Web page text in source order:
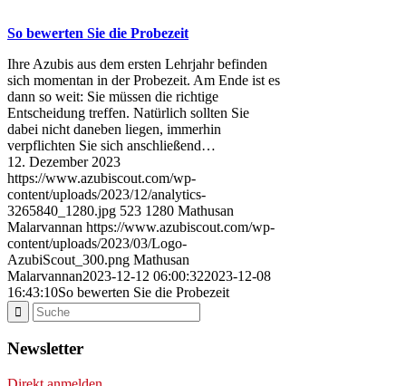
So bewerten Sie die Probezeit
Ihre Azubis aus dem ersten Lehrjahr befinden
sich momentan in der Probezeit. Am Ende ist es
dann so weit: Sie müssen die richtige
Entscheidung treffen. Natürlich sollten Sie
dabei nicht daneben liegen, immerhin
verpflichten Sie sich anschließend…
12. Dezember 2023
https://www.azubiscout.com/wp-
content/uploads/2023/12/analytics-
3265840_1280.jpg 523 1280 Mathusan
Malarvannan https://www.azubiscout.com/wp-
content/uploads/2023/03/Logo-
AzubiScout_300.png Mathusan
Malarvannan2023-12-12 06:00:322023-12-08
16:43:10So bewerten Sie die Probezeit
Newsletter